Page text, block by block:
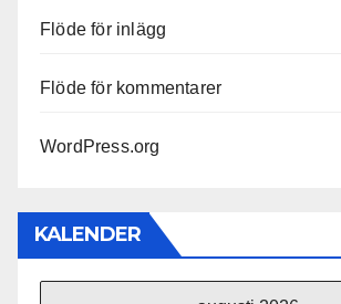
Flöde för inlägg
Flöde för kommentarer
WordPress.org
KALENDER